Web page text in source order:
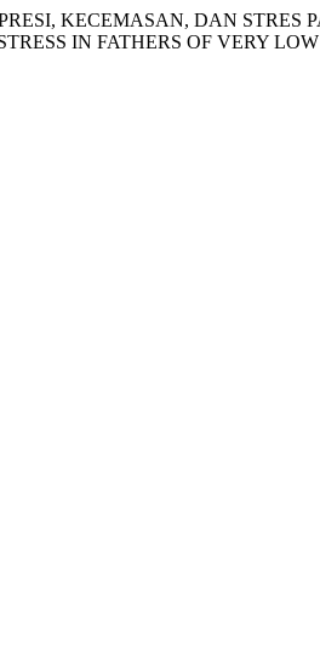
KECEMASAN, DAN
IN FATHERS OF VERY